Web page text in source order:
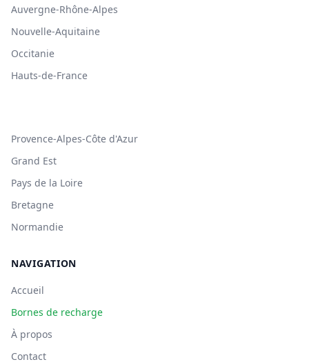
Auvergne-Rhône-Alpes
Nouvelle-Aquitaine
Occitanie
Hauts-de-France
Provence-Alpes-Côte d'Azur
Grand Est
Pays de la Loire
Bretagne
Normandie
NAVIGATION
Accueil
Bornes de recharge
À propos
Contact